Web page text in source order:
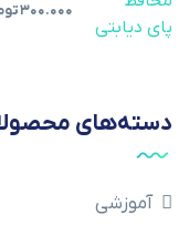
۳۰۰.۰۰۰
دسته‌های
آموزشی